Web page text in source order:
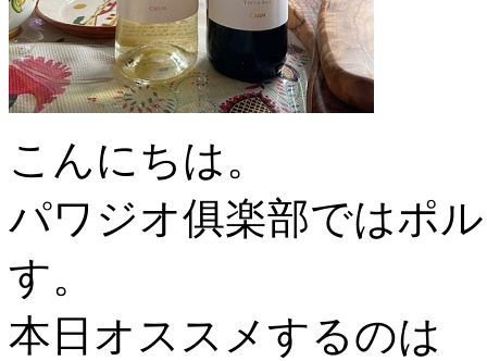
こんにちは。
パワジオ俱楽部ではポ
す。
本日オススメするのは